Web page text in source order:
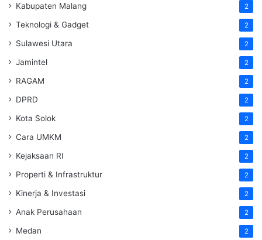
Kabupaten Malang 2
Teknologi & Gadget 2
Sulawesi Utara 2
Jamintel 2
RAGAM 2
DPRD 2
Kota Solok 2
Cara UMKM 2
Kejaksaan RI 2
Properti & Infrastruktur 2
Kinerja & Investasi 2
Anak Perusahaan 2
Medan 2